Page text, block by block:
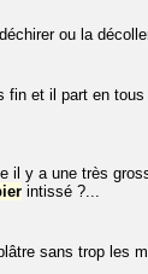
ou la
et il part en
il y a une très
intissé ?...
sans trop les